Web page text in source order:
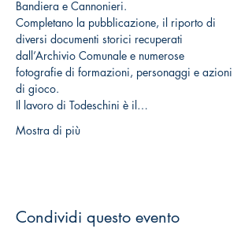
Bandiera e Cannonieri.
Completano la pubblicazione, il riporto di
diversi documenti storici recuperati
dall’Archivio Comunale e numerose
fotografie di formazioni, personaggi e azioni
di gioco.
Il lavoro di Todeschini è il…
Mostra di più
Condividi questo evento